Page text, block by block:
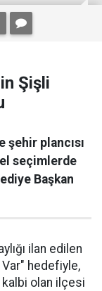
Şişli
şehir plancısı
seçimlerde
Başkan
ilan edilen
Var" hedefiyle,
olan ilçesi